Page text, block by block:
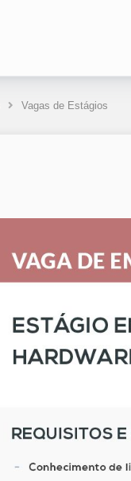
Vagas de Estágios